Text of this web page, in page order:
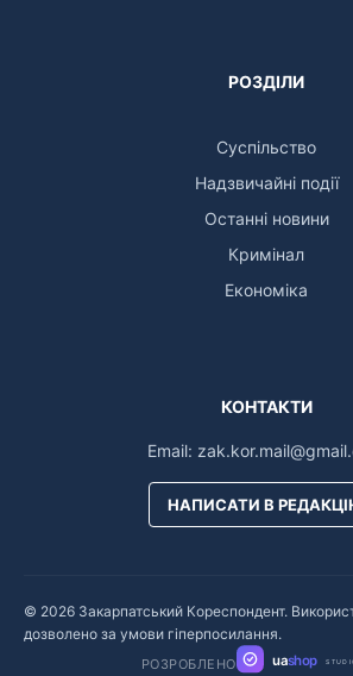
РОЗДІЛИ
Суспільство
Надзвичайні події
Останні новини
Кримінал
Економіка
КОНТАКТИ
Email:
НАПИСАТИ В
© 2026 Закарпатський Кореспондент.
дозволено за умови гіперпосилання.
РОЗРОБЛЕНО uashop